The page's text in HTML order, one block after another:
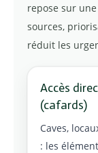
repose sur
sources,
réduit les
Accès
(cafards)
Caves,
: les